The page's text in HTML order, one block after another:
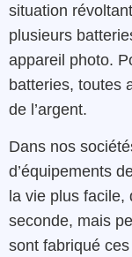
situation
plusieurs
appareil photo.
batteries, toutes
de l’argent.
Dans nos
d’équipements
la vie plus facile,
seconde, mais
sont fabriqué